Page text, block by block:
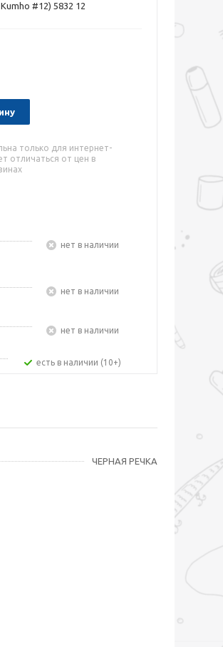
#12) 5832 12
только для интернет-
отличаться от цен в
Нет в наличии
Нет в наличии
Нет в наличии
Есть в наличии (10+)
ЧЕРНАЯ РЕЧКА